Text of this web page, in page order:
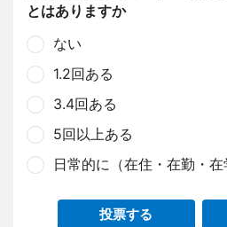
とはありますか
ない
1.2回ある
3.4回ある
5回以上ある
日常的に（在住・在勤・在
投票する